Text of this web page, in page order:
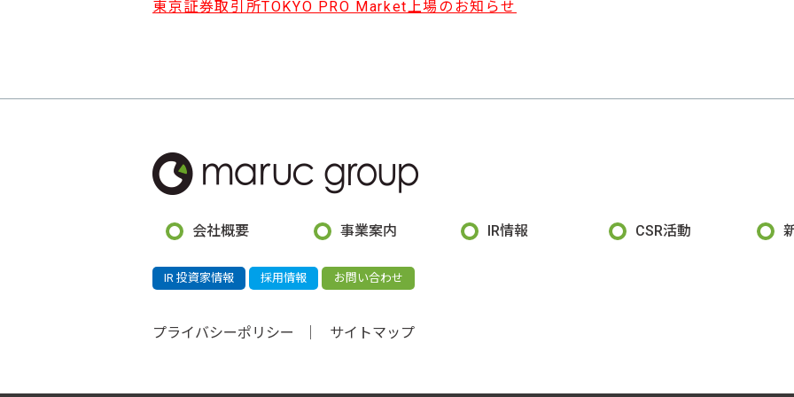
東京証券取引所TOKYO PRO Market上場のお知らせ
会社概要 事業案内 IR情報 CSR活動
IR 投資家情報 採用情報 お問い合わせ
プライバシーポリシー サイトマップ